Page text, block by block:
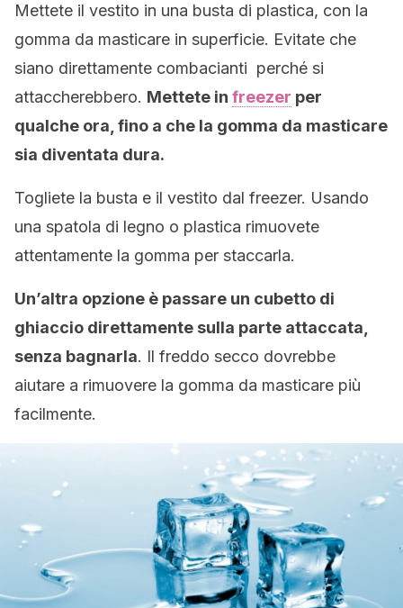
Mettete il vestito in una busta di plastica, con la
gomma da masticare in superficie. Evitate che
siano direttamente combacianti perché si
attaccherebbero. Mettete in freezer per
qualche ora, fino a che la gomma da masticare
sia diventata dura.
Togliete la busta e il vestito dal freezer. Usando
una spatola di legno o plastica rimuovete
attentamente la gomma per staccarla.
Un’altra opzione è passare un cubetto di
ghiaccio direttamente sulla parte attaccata,
senza bagnarla. Il freddo secco dovrebbe
aiutare a rimuovere la gomma da masticare più
facilmente.